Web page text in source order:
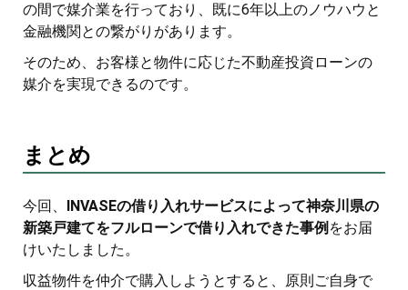
の間で媒介業を行っており、既に6年以上のノウハウと
金融機関との繋がりがあります。
そのため、お客様と物件に応じた不動産投資ローンの
媒介を実現できるのです。
まとめ
今回、 INVASEの借り入れサービスによって神奈川県の
新築戸建てをフルローンで借り入れできた事例 をお届
けいたしました。
収益物件を仲介で購入しようとすると、原則ご自身で